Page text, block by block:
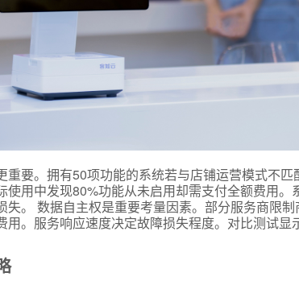
重要。拥有50项功能的系统若与店铺运营模式不
使用中发现80%功能从未启用却需支付全额费用
失。 数据自主权是重要考量因素。部分服务商限
用。服务响应速度决定故障损失程度。对比测试